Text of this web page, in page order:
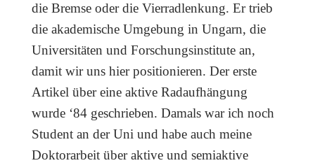
die Bremse oder die Vierradlenkung. Er trieb
die akademische Umgebung in Ungarn, die
Universitäten und Forschungsinstitute an,
damit wir uns hier positionieren. Der erste
Artikel über eine aktive Radaufhängung
wurde ‘84 geschrieben. Damals war ich noch
Student an der Uni und habe auch meine
Doktorarbeit über aktive und semiaktive